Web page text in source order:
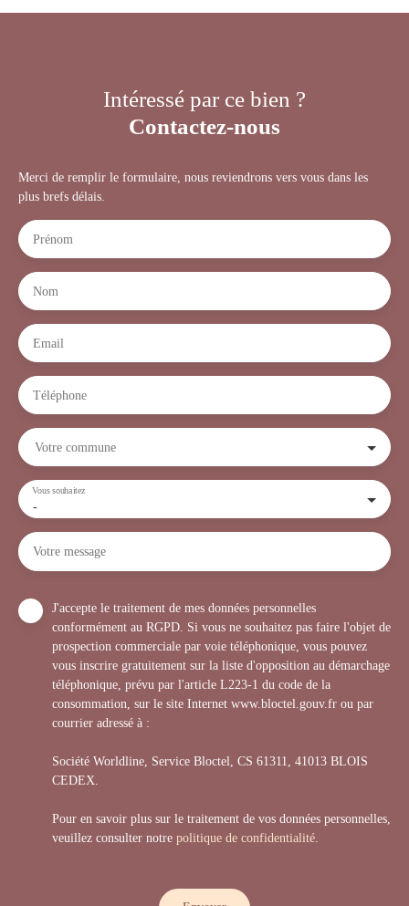
Intéressé par ce bien ?
Contactez-nous
Merci de remplir le formulaire, nous reviendrons vers vous dans les
plus brefs délais.
Prénom
Nom
Email
Téléphone
Votre commune
-
Vous souhaitez
Votre message
J'accepte le traitement de mes données personnelles
conformément au RGPD. Si vous ne souhaitez pas faire l'objet de
prospection commerciale par voie téléphonique, vous pouvez
vous inscrire gratuitement sur la liste d'opposition au démarchage
téléphonique, prévu par l'article L223-1 du code de la
consommation, sur le site Internet www.bloctel.gouv.fr ou par
courrier adressé à :
Société Worldline, Service Bloctel, CS 61311, 41013 BLOIS
CEDEX.
Pour en savoir plus sur le traitement de vos données personnelles,
veuillez consulter notre politique de confidentialité